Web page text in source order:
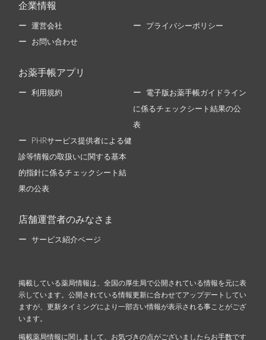
企業情報
運営会社 プライバシーポリシー
お問い合わせ
お薬手帳アプリ
利用規約 電子版お薬手帳ガイドライン
に係るチェックシート結果の公
表
PHRサービス提供者による健
診等情報の取扱いに関する基本
的指針に係るチェックシート結
果の公表
店舗運営者のみなさま
サービス紹介ページ
掲載している薬局情報は、全国の厚生局で公開されている情報を元に表
示しています。公開されている情報更新に合わせてアップデートしてい
ますが、更新タイミングにより一部古い情報が表示される事ことがござ
います。
掲載薬局情報に関しまして、お気づきの点がございましたらお手数です